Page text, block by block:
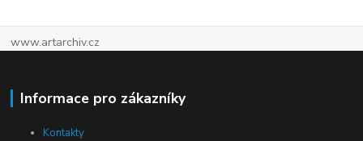
www.artarchiv.cz
Informace pro zákazníky
Kontakty